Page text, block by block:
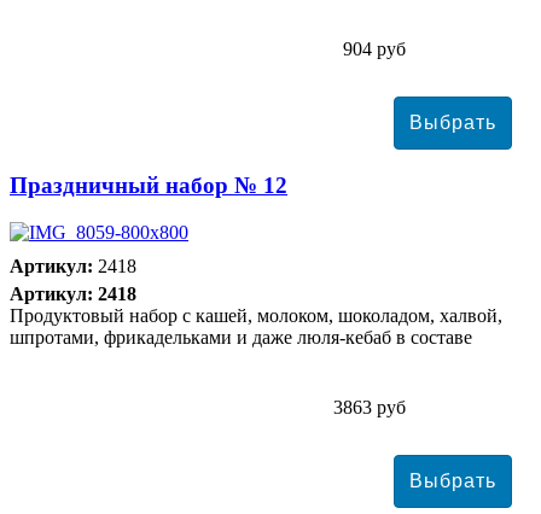
904 руб
Праздничный набор № 12
Артикул: 2418
Артикул: 2418
Продуктовый набор с кашей, молоком, шоколадом, халвой,
шпротами, фрикадельками и даже люля-кебаб в составе
3863 руб